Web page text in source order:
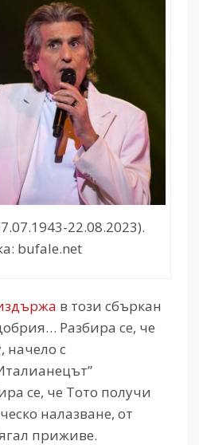
22.08.2023).
bufale.net
в този сбъркан
Разбира се, че
начело с
се, че Тото получи
налазване, от
приживе.